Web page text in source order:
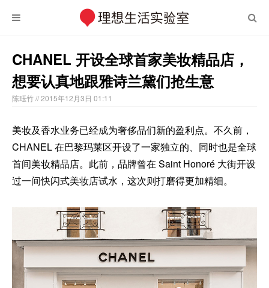
CHANEL 开设全球首家美妆精品店，
想要认真地跟雅诗兰黛们抢生意
陈珏竹// 2015年12月3日 01:11
美妆及香水业务已经成为奢侈品们新的盈利点。不久前，
CHANEL 在巴黎玛莱区开设了一家独立的、同时也是全球
首间美妆精品店。此前，品牌曾在 Saint Honoré 大街开设
过一间快闪式美妆店试水，这次则打磨得更加精细。